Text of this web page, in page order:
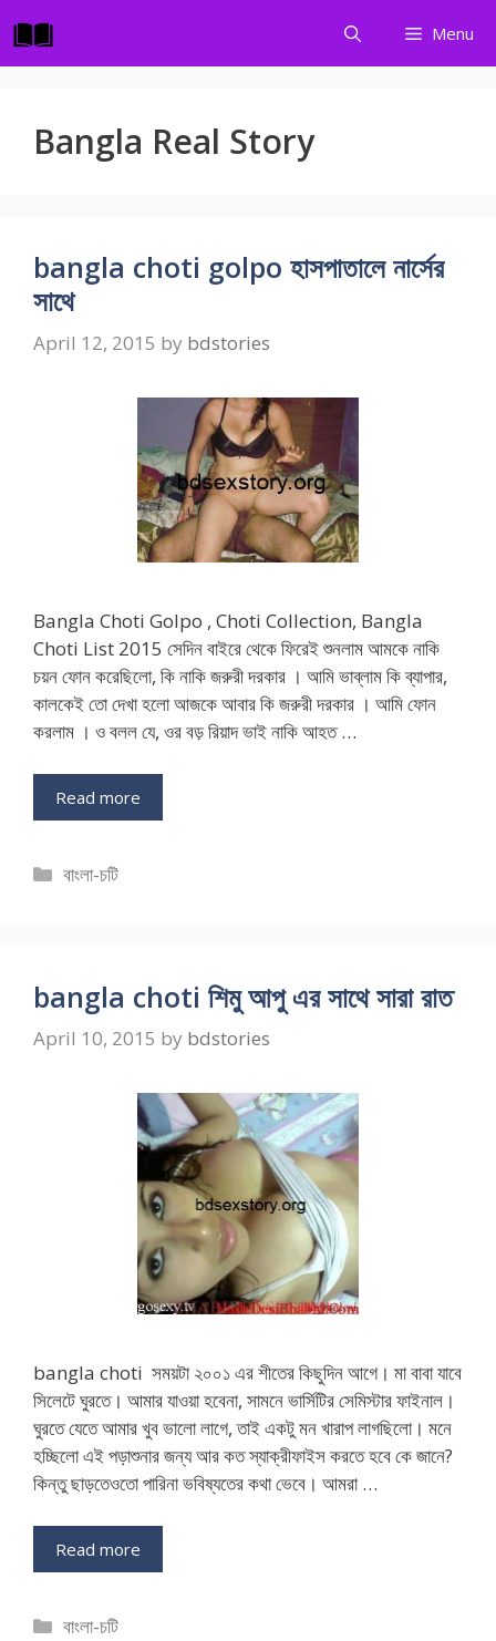
to
content
Menu
Bangla Real Story
bangla choti golpo হাসপাতালে নার্সের
সাথে
April 12, 2015 by bdstories
Bangla Choti Golpo , Choti Collection, Bangla
Choti List 2015 সেদিন বাইরে থেকে ফিরেই শুনলাম আমকে নাকি
চয়ন ফোন করেছিলো, কি নাকি জরুরী দরকার । আমি ভাব্লাম কি ব্যাপার,
কালকেই তো দেখা হলো আজকে আবার কি জরুরী দরকার । আমি ফোন
করলাম । ও বলল যে, ওর বড় রিয়াদ ভাই নাকি আহত …
Read more
Categories
বাংলা-চটি
bangla choti শিমু আপু এর সাথে সারা রাত
April 10, 2015 by bdstories
bangla choti সময়টা ২০০১ এর শীতের কিছুদিন আগে। মা বাবা যাবে
সিলেটে ঘুরতে। আমার যাওয়া হবেনা, সামনে ভার্সিটির সেমিস্টার ফাইনাল।
ঘুরতে যেতে আমার খুব ভালো লাগে, তাই একটু মন খারাপ লাগছিলো। মনে
হচ্ছিলো এই পড়াশুনার জন্য আর কত স্যাক্রীফাইস করতে হবে কে জানে?
কিন্তু ছাড়তেওতো পারিনা ভবিষ্যতের কথা ভেবে। আমরা …
Read more
Categories
বাংলা-চটি